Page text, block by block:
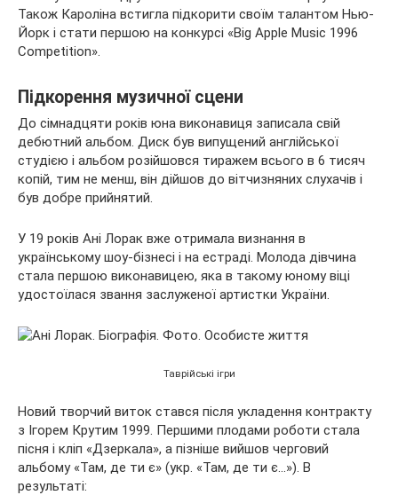
Також Кароліна встигла підкорити своїм талантом Нью-
Йорк і стати першою на конкурсі «Big Apple Music 1996
Competition».
Підкорення музичної сцени
До сімнадцяти років юна виконавиця записала свій
дебютний альбом. Диск був випущений англійської
студією і альбом розійшовся тиражем всього в 6 тисяч
копій, тим не менш, він дійшов до вітчизняних слухачів і
був добре прийнятий.
У 19 років Ані Лорак вже отримала визнання в
українському шоу-бізнесі і на естраді. Молода дівчина
стала першою виконавицею, яка в такому юному віці
удостоїлася звання заслуженої артистки України.
Таврійські ігри
Новий творчий виток стався після укладення контракту
з Ігорем Крутим 1999. Першими плодами роботи стала
пісня і кліп «Дзеркала», а пізніше вийшов черговий
альбому «Там, де ти є» (укр. «Там, де ти є…»). В
результаті: